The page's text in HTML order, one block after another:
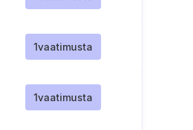
1vaatimusta
1vaatimusta